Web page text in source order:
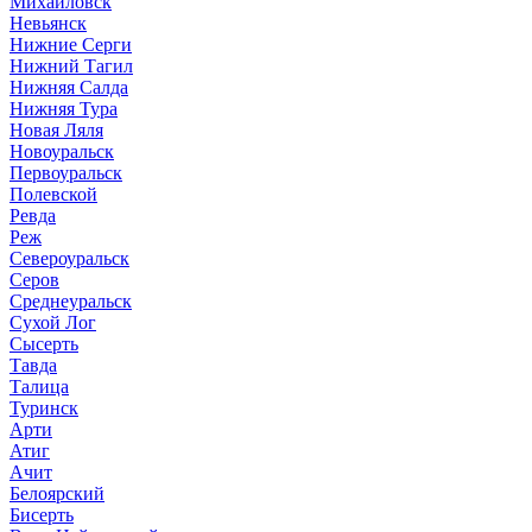
Невьянск
Нижние Серги
Нижний Тагил
Нижняя Салда
Нижняя Тура
Новая Ляля
Новоуральск
Первоуральск
Полевской
Ревда
Реж
Североуральск
Серов
Среднеуральск
Сухой Лог
Сысерть
Тавда
Талица
Туринск
Арти
Атиг
Ачит
Белоярский
Бисерть